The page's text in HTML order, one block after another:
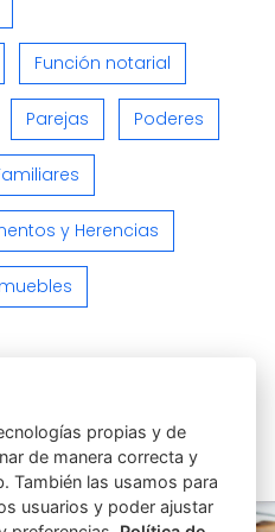
Función notarial
Parejas Poderes
y Herencias
propias y de
de manera correcta y
También las usamos para
usuarios y poder ajustar